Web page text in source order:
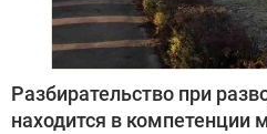
Разбирательство при
находится в компетенции